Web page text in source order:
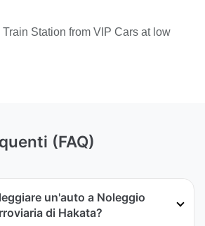
Station from VIP Cars at low
(FAQ)
un'auto a Noleggio
di Hakata?